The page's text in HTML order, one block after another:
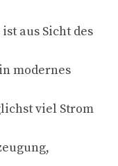
aus Sicht des
modernes
viel Strom